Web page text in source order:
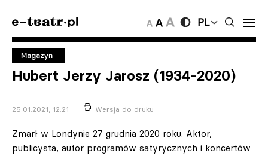
PL
Magazyn
Hubert Jerzy Jarosz (1934-2020)
25.01.2021, 12:21 Wersja do druku
Zmarł w Londynie 27 grudnia 2020 roku. Aktor,
publicysta, autor programów satyrycznych i koncertów